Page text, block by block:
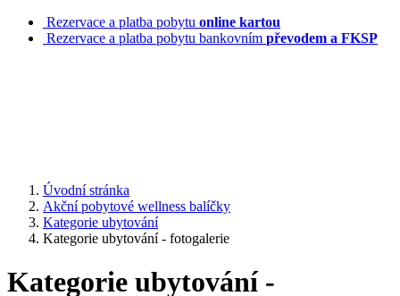
Rezervace a platba pobytu online kartou
Rezervace a platba pobytu bankovním převodem a FKSP
Úvodní stránka
Akční pobytové wellness balíčky
Kategorie ubytování
Kategorie ubytování - fotogalerie
Kategorie ubytování -